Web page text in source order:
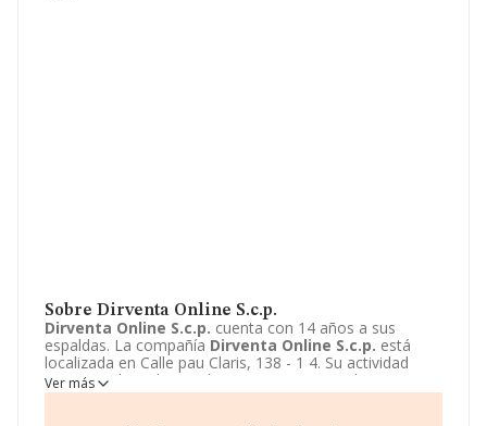
Sobre Dirventa Online S.c.p.
Dirventa Online S.c.p. cuenta con 14 años a sus
espaldas. La compañía Dirventa Online S.c.p. está
localizada en Calle pau Claris, 138 - 1 4. Su actividad
CNAE se ubica dentro de 4777 - Comercio al por menor
de artículos de relojería y joyería.Dirventa Online
Ver más